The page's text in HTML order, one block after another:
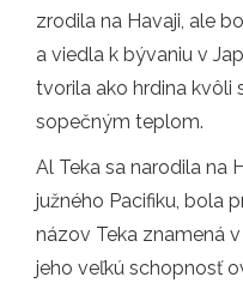
zrodila na Havaji, ale
a viedla k bývaniu v
tvorila ako hrdina kvôli
sopečným teplom.
Al Teka sa narodila na
južného Pacifiku, bola
názov Teka znamená v
jeho veľkú schopnosť